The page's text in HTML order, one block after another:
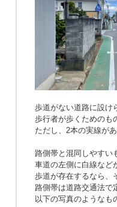
歩道がない道路に設け
歩行者が歩くためのも
ただし、2本の実線が
路側帯と混同しやすい
車道の左側に白線など
歩道が存在するなら、
路側帯は道路交通法で
以下の写真のようなも